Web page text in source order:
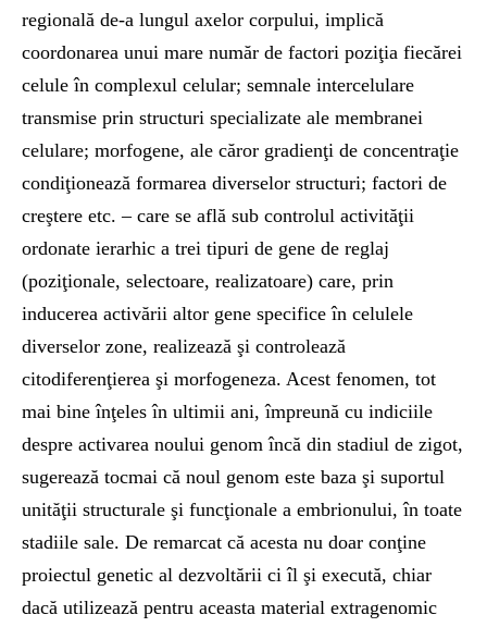
regională de-a lungul axelor corpului, implică
coordonarea unui mare număr de factori poziţia fiecărei
celule în complexul celular; semnale intercelulare
transmise prin structuri specializate ale membranei
celulare; morfogene, ale căror gradienţi de concentraţie
condiţionează formarea diverselor structuri; factori de
creştere etc. – care se află sub controlul activităţii
ordonate ierarhic a trei tipuri de gene de reglaj
(poziţionale, selectoare, realizatoare) care, prin
inducerea activării altor gene specifice în celulele
diverselor zone, realizează şi controlează
citodiferenţierea şi morfogeneza. Acest fenomen, tot
mai bine înţeles în ultimii ani, împreună cu indiciile
despre activarea noului genom încă din stadiul de zigot,
sugerează tocmai că noul genom este baza şi suportul
unităţii structurale şi funcţionale a embrionului, în toate
stadiile sale. De remarcat că acesta nu doar conţine
proiectul genetic al dezvoltării ci îl şi execută, chiar
dacă utilizează pentru aceasta material extragenomic